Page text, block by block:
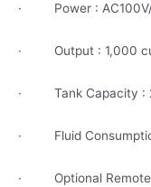
· Power :
· Output : 1,000
· Tank Capacity :
· Fluid
· Optional